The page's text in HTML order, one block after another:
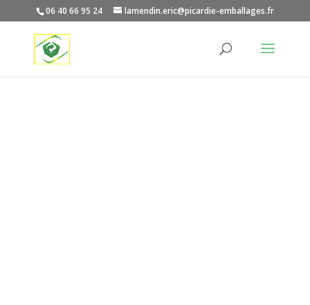
06 40 66 95 24 lamendin.eric@picardie-emballages.fr